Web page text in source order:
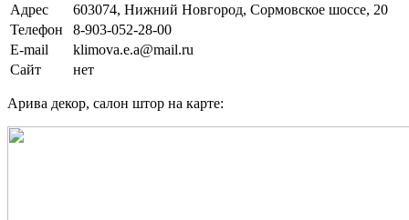
Адрес
603074, Нижний Новгород, Сормовское шоссе, 20
Телефон
8-903-052-28-00
E-mail
klimova.e.a@mail.ru
Сайт
нет
Арива декор, салон штор на карте: